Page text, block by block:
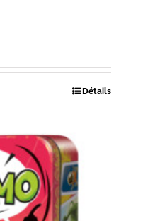
Détails